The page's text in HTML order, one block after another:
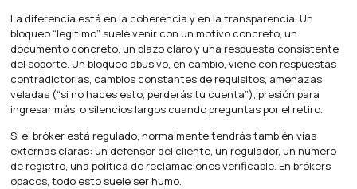
La diferencia está en la coherencia y en la transparencia. Un
bloqueo “legítimo” suele venir con un motivo concreto, un
documento concreto, un plazo claro y una respuesta consistente
del soporte. Un bloqueo abusivo, en cambio, viene con respuestas
contradictorias, cambios constantes de requisitos, amenazas
veladas (“si no haces esto, perderás tu cuenta”), presión para
ingresar más, o silencios largos cuando preguntas por el retiro.
Si el bróker está regulado, normalmente tendrás también vías
externas claras: un defensor del cliente, un regulador, un número
de registro, una política de reclamaciones verificable. En brókers
opacos, todo esto suele ser humo.